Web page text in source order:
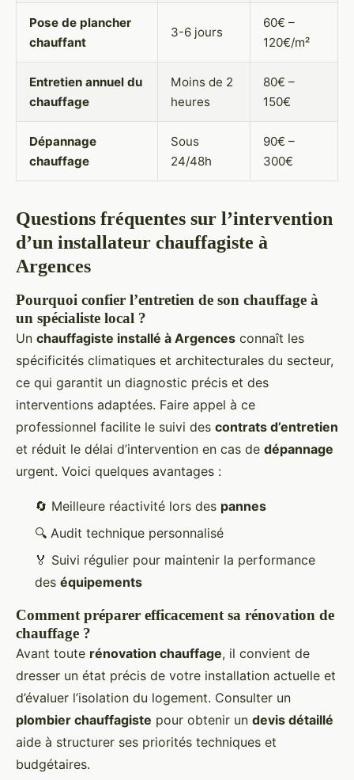
Pose de plancher
chauffant
3-6 jours
60€ –
120€/m²
Entretien annuel du
chauffage
Moins de 2
heures
80€ –
150€
Dépannage
chauffage
Sous
24/48h
90€ –
300€
Questions fréquentes sur l’intervention
d’un installateur chauffagiste à
Argences
Pourquoi confier l’entretien de son chauffage à
un spécialiste local ?
Un chauffagiste installé à Argences connaît les
spécificités climatiques et architecturales du secteur,
ce qui garantit un diagnostic précis et des
interventions adaptées. Faire appel à ce
professionnel facilite le suivi des contrats d’entretien
et réduit le délai d’intervention en cas de dépannage
urgent. Voici quelques avantages :
🔄 Meilleure réactivité lors des pannes
🔍 Audit technique personnalisé
🏅 Suivi régulier pour maintenir la performance
des équipements
Comment préparer efficacement sa rénovation de
chauffage ?
Avant toute rénovation chauffage, il convient de
dresser un état précis de votre installation actuelle et
d’évaluer l’isolation du logement. Consulter un
plombier chauffagiste pour obtenir un devis détaillé
aide à structurer ses priorités techniques et
budgétaires.